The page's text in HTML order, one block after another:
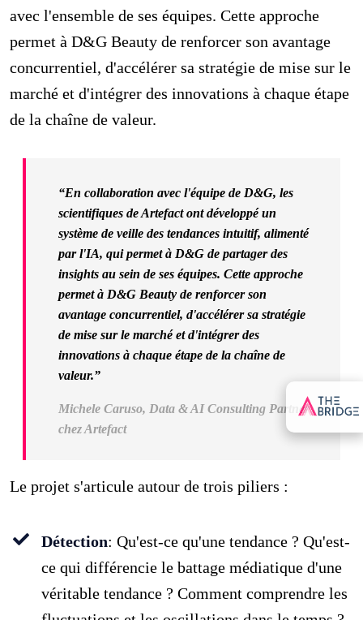
avec l'ensemble de ses équipes. Cette approche
permet à D&G Beauty de renforcer son avantage
concurrentiel, d'accélérer sa stratégie de mise sur le
marché et d'intégrer des innovations à chaque étape
de la chaîne de valeur.
“En collaboration avec l'équipe de D&G, les
scientifiques de Artefact ont développé un
système de veille des tendances intuitif, alimenté
par l'IA, qui permet à D&G de partager des
insights au sein de ses équipes. Cette approche
permet à D&G Beauty de renforcer son
avantage concurrentiel, d'accélérer sa stratégie
de mise sur le marché et d'intégrer des
innovations à chaque étape de la chaîne de
valeur.”
Michele Caruso, Data & AI Consulting Partner
chez Artefact
Le projet s'articule autour de trois piliers :
Détection: Qu'est-ce qu'une tendance ? Qu'est-
ce qui différencie le battage médiatique d'une
véritable tendance ? Comment comprendre les